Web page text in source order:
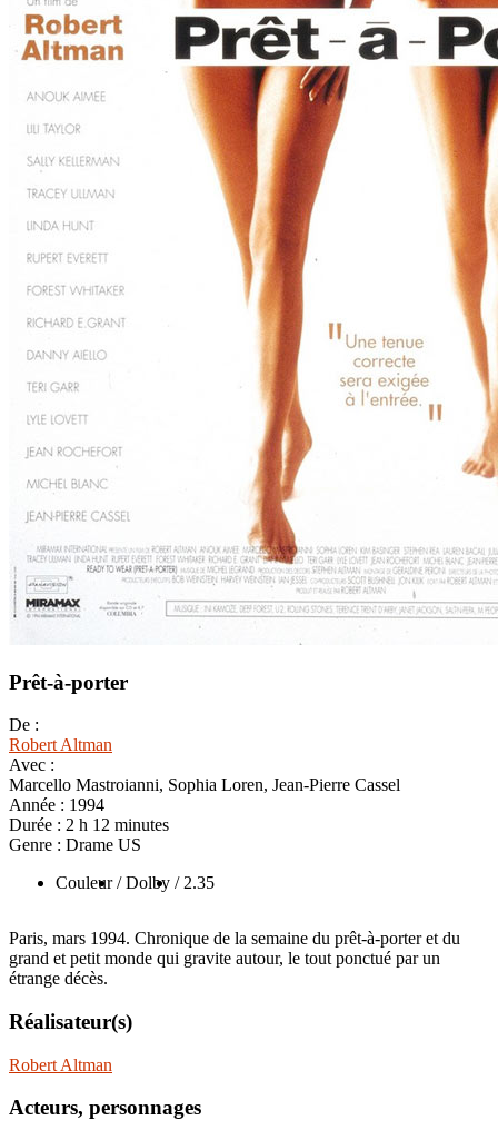
Prêt-à-porter
De :
Robert Altman
Avec :
Marcello Mastroianni, Sophia Loren, Jean-Pierre Cassel
Année : 1994
Durée : 2 h 12 minutes
Genre : Drame US
Couleur / Dolby / 2.35
Paris, mars 1994. Chronique de la semaine du prêt-à-porter et du
grand et petit monde qui gravite autour, le tout ponctué par un
étrange décès.
Réalisateur(s)
Robert Altman
Acteurs, personnages